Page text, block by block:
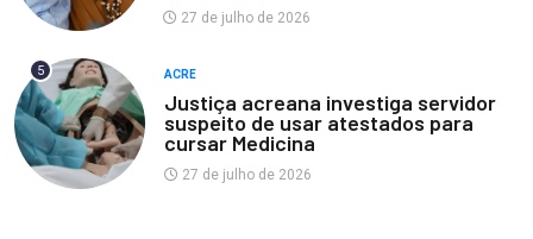
27 de julho de 2026
5 ACRE
Justiça acreana investiga servidor
suspeito de usar atestados para
cursar Medicina
27 de julho de 2026